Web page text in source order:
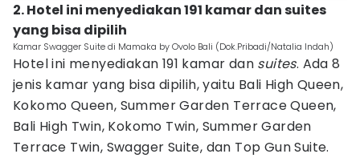
2. Hotel ini menyediakan 191 kamar dan suites
yang bisa dipilih
Kamar Swagger Suite di Mamaka by Ovolo Bali (Dok.Pribadi/Natalia Indah)
Hotel ini menyediakan 191 kamar dan suites. Ada 8
jenis kamar yang bisa dipilih, yaitu Bali High Queen,
Kokomo Queen, Summer Garden Terrace Queen,
Bali High Twin, Kokomo Twin, Summer Garden
Terrace Twin, Swagger Suite, dan Top Gun Suite.